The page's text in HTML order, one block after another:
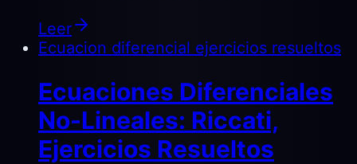
Leer
Ecuacion diferencial ejercicios resueltos
Ecuaciones Diferenciales
No-Lineales: Riccati,
Ejercicios Resueltos